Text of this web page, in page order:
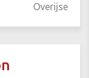
Overijse